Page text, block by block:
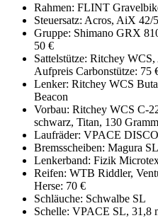
Rahmen: FLINT
Steuersatz: Acros, AiX 42/
Gruppe: Shimano GRX
50 €
Sattelstütze: Ritchey
Aufpreis Carbonstütze: 75
Lenker: Ritchey WCS
Beacon
Vorbau: Ritchey WCS C-
schwarz, Titan, 130 Gramm
Laufräder: VPACE
Bremsscheiben: Magura
Lenkerband: Fizik
Reifen: WTB Riddler,
Herse: 70 €
Schläuche: Schwalbe SL
Schelle: VPACE SL, 31,8